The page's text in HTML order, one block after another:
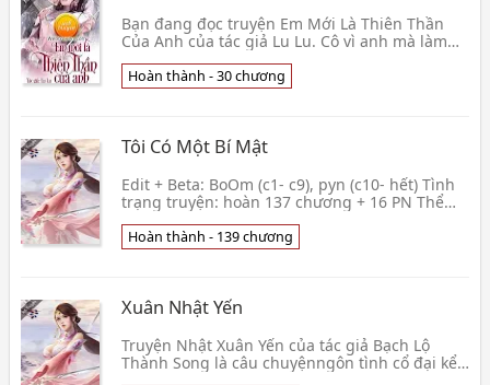
Bạn đang đọc truyện Em Mới Là Thiên Thần
Của Anh của tác giả Lu Lu. Cô vì anh mà làm
anh mà b👦 Lu Lu
Hoàn thành - 30 chương
Tôi Có Một Bí Mật
Edit + Beta: BoOm (c1- c9), pyn (c10- hết) Tình
trạng truyện: hoàn 137 chương + 16 PN Thể
luận 👦 Tây Tây Đặc
Hoàn thành - 139 chương
Xuân Nhật Yến
Truyện Nhật Xuân Yến của tác giả Bạch Lộ
Thành Song là câu chuyệnngôn tình cổ đại kể